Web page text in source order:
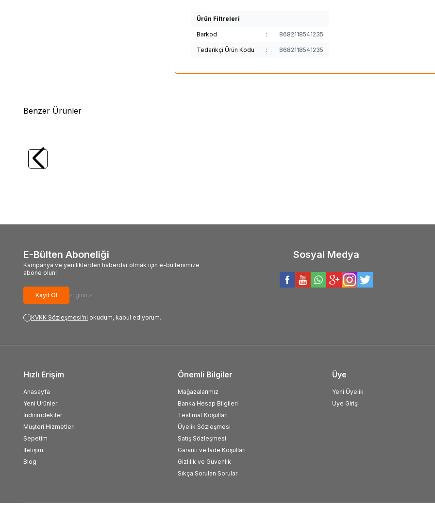
Ürün Filtreleri
Barkod : 8682118541235
Tedarikçi Ürün Kodu : 8682118541235
Benzer Ürünler
Ryuji
Makinesi
E-Bülten Aboneliği
Kampanya ve yeniliklerden haberdar olmak için e-bültenimize
abone olun!
Kayıt Ol
KVKK Sözleşmesi'ni okudum, kabul ediyorum.
Sosyal Medya
Hızlı Erişim
Anasayfa
Yeni Ürünler
İndirimdekiler
Müşteri Hizmetleri
Sepetim
İletişim
Blog
Önemli Bilgiler
Mağazalarımız
Banka Hesap Bilgileri
Teslimat Koşulları
Üyelik Sözleşmesi
Satış Sözleşmesi
Garanti ve İade Koşulları
Gizlilik ve Güvenlik
Sıkça Sorulan Sorular
Üye
Yeni Üyelik
Üye Girişi